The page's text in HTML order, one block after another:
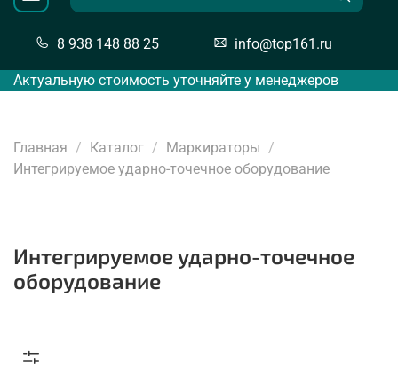
8 938 148 88 25 info@top161.ru
Актуальную стоимость уточняйте у менеджеров
Главная Каталог
Маркираторы
Интегрируемое ударно-точечное оборудование
Интегрируемое ударно-точечное
оборудование